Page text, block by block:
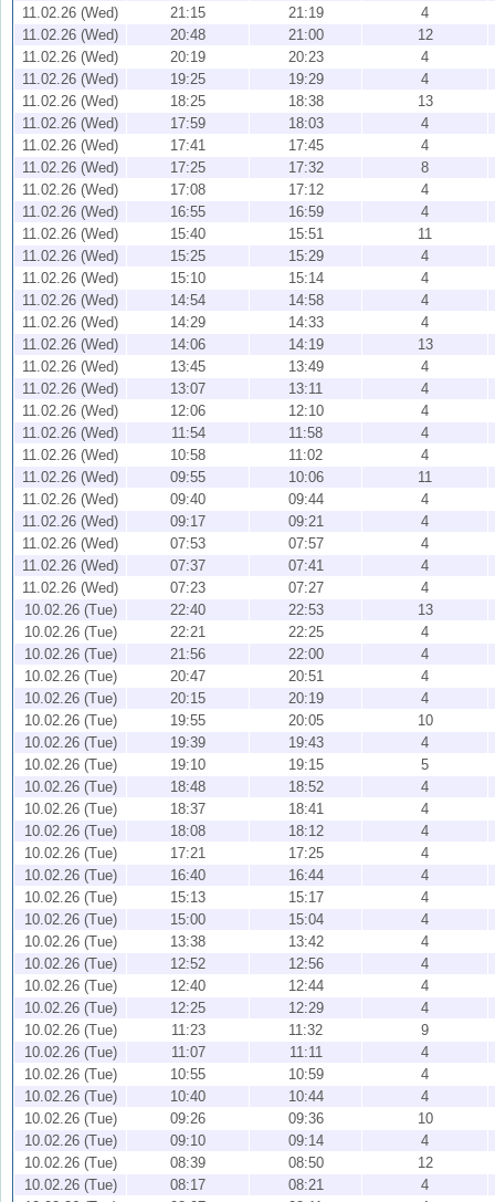
11.02.26 (Wed)
21:15 21:19
4
11.02.26 (Wed)
20:48 21:00
12
11.02.26 (Wed)
20:19 20:23
4
11.02.26 (Wed)
19:25 19:29
4
11.02.26 (Wed)
18:25 18:38
13
11.02.26 (Wed)
17:59 18:03
4
11.02.26 (Wed)
17:41 17:45
4
11.02.26 (Wed)
17:25 17:32
8
11.02.26 (Wed)
17:08 17:12
4
11.02.26 (Wed)
16:55 16:59
4
11.02.26 (Wed)
15:40 15:51
11
11.02.26 (Wed)
15:25 15:29
4
11.02.26 (Wed)
15:10 15:14
4
11.02.26 (Wed)
14:54 14:58
4
11.02.26 (Wed)
14:29 14:33
4
11.02.26 (Wed)
14:06 14:19
13
11.02.26 (Wed)
13:45 13:49
4
11.02.26 (Wed)
13:07 13:11
4
11.02.26 (Wed)
12:06 12:10
4
11.02.26 (Wed)
11:54 11:58
4
11.02.26 (Wed)
10:58 11:02
4
11.02.26 (Wed)
09:55 10:06
11
11.02.26 (Wed)
09:40 09:44
4
11.02.26 (Wed)
09:17 09:21
4
11.02.26 (Wed)
07:53 07:57
4
11.02.26 (Wed)
07:37 07:41
4
11.02.26 (Wed)
07:23 07:27
4
10.02.26 (Tue)
22:40 22:53
13
10.02.26 (Tue)
22:21 22:25
4
10.02.26 (Tue)
21:56 22:00
4
10.02.26 (Tue)
20:47 20:51
4
10.02.26 (Tue)
20:15 20:19
4
10.02.26 (Tue)
19:55 20:05
10
10.02.26 (Tue)
19:39 19:43
4
10.02.26 (Tue)
19:10 19:15
5
10.02.26 (Tue)
18:48 18:52
4
10.02.26 (Tue)
18:37 18:41
4
10.02.26 (Tue)
18:08 18:12
4
10.02.26 (Tue)
17:21 17:25
4
10.02.26 (Tue)
16:40 16:44
4
10.02.26 (Tue)
15:13 15:17
4
10.02.26 (Tue)
15:00 15:04
4
10.02.26 (Tue)
13:38 13:42
4
10.02.26 (Tue)
12:52 12:56
4
10.02.26 (Tue)
12:40 12:44
4
10.02.26 (Tue)
12:25 12:29
4
10.02.26 (Tue)
11:23 11:32
9
10.02.26 (Tue)
11:07 11:11
4
10.02.26 (Tue)
10:55 10:59
4
10.02.26 (Tue)
10:40 10:44
4
10.02.26 (Tue)
09:26 09:36
10
10.02.26 (Tue)
09:10 09:14
4
10.02.26 (Tue)
08:39 08:50
12
10.02.26 (Tue)
08:17 08:21
4